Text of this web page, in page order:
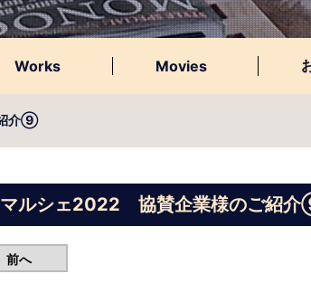
Works Movies
紹介⑨
マルシェ2022 協賛企業様のご紹
前へ